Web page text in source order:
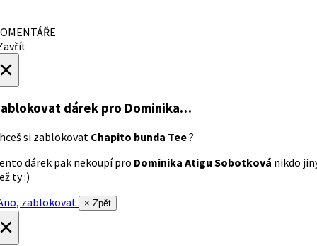
dárek pro Dominika…
si zablokovat Chapito bunda Tee?
dárek pak nekoupí pro Dominika Atigu Sobotková nikdo
ty :)
zablokovat
× Zpět